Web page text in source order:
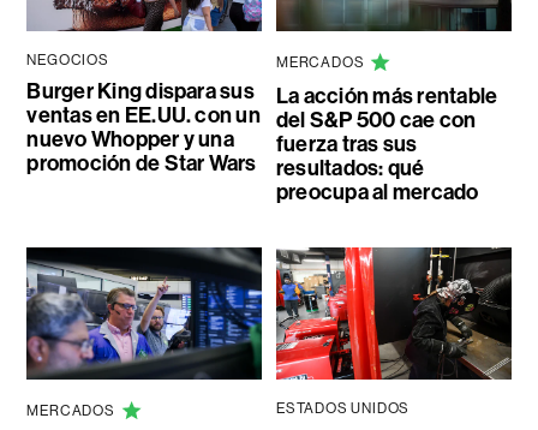
NEGOCIOS
Burger King dispara sus
ventas en EE.UU. con un
nuevo Whopper y una
promoción de Star Wars
MERCADOS
La acción más rentable
del S&P 500 cae con
fuerza tras sus
resultados: qué
preocupa al mercado
MERCADOS ESTADOS UNIDOS